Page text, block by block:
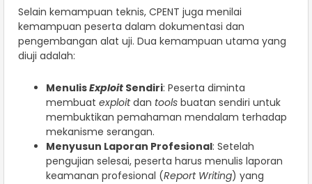
Selain kemampuan teknis, CPENT juga menilai
kemampuan peserta dalam dokumentasi dan
pengembangan alat uji. Dua kemampuan utama yang
diuji adalah:
MenulisExploit Sendiri: Peserta diminta
membuat exploitdan tools buatan sendiri untuk
membuktikan pemahaman mendalam terhadap
mekanisme serangan.
Menyusun Laporan Profesional: Setelah
pengujian selesai, peserta harus menulis laporan
keamanan profesional (Report Writing) yang